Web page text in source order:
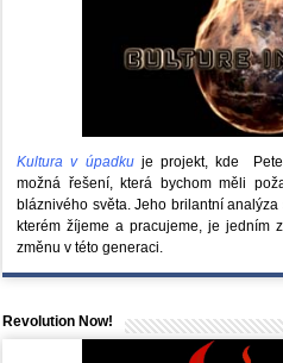
Kultura v úpadkuje projekt, kde
možná řešení, která bychom měli
bláznivého světa. Jeho brilantní
kterém žíjeme a pracujeme, je jedním
změnu v této generaci.
Revolution Now!